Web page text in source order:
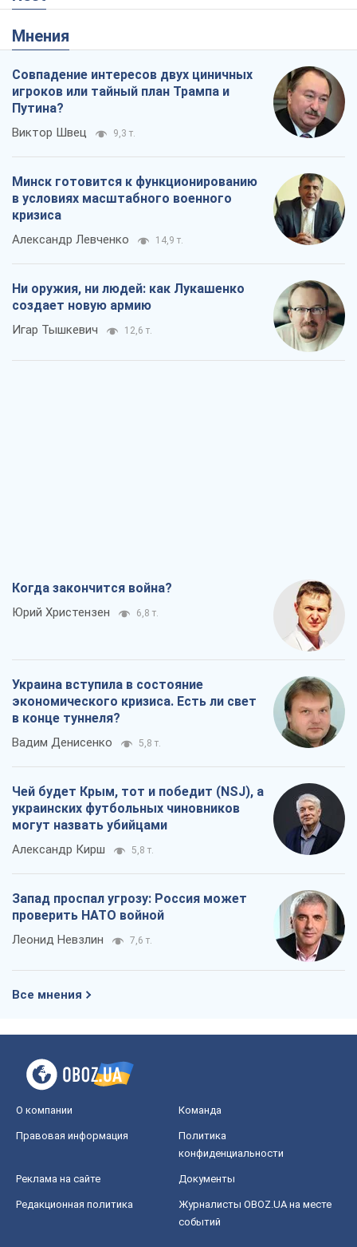
Мнения
Совпадение интересов двух циничных
игроков или тайный план Трампа и
Путина?
Виктор Швец 9,3 т.
Минск готовится к функционированию
в условиях масштабного военного
кризиса
Александр Левченко 14,9 т.
Ни оружия, ни людей: как Лукашенко
создает новую армию
Игар Тышкевич 12,6 т.
Когда закончится война?
Юрий Христензен 6,8 т.
Украина вступила в состояние
экономического кризиса. Есть ли свет
в конце туннеля?
Вадим Денисенко 5,8 т.
Чей будет Крым, тот и победит (NSJ), а
украинских футбольных чиновников
могут назвать убийцами
Александр Кирш 5,8 т.
Запад проспал угрозу: Россия может
проверить НАТО войной
Леонид Невзлин 7,6 т.
Все мнения
О компании Команда
Правовая информация
Политика
конфиденциальности
Реклама на сайте Документы
Редакционная политика
Журналисты OBOZ.UA на месте
событий